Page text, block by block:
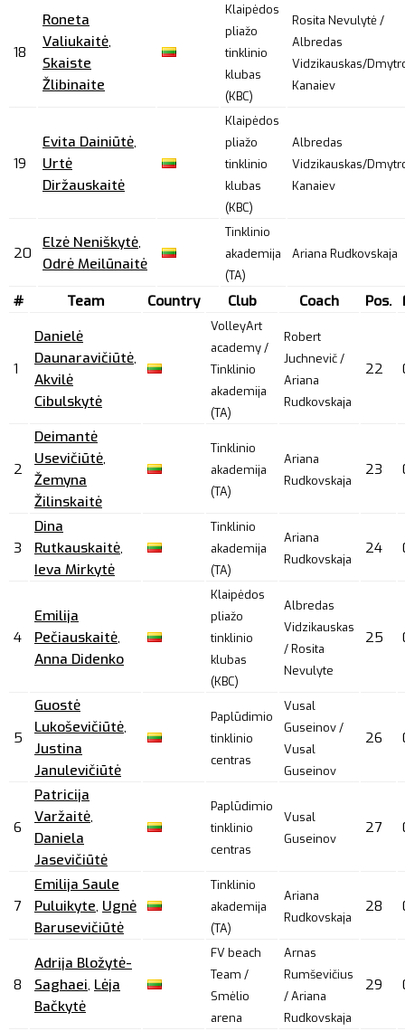
18
Roneta
Valiukaitė,
Skaiste
Žlibinaite
Klaipėdos
pliažo
tinklinio
klubas
(KBC)
Rosita Nevulytė /
Albredas
Vidzikauskas/
Kanaiev
19
Evita Dainiūtė,
Urtė
Diržauskaitė
Klaipėdos
pliažo
tinklinio
klubas
(KBC)
Albredas
Vidzikauskas/
Kanaiev
20
Elzė Neniškytė,
Odrė Meilūnaitė
Tinklinio
akademija
(TA)
Ariana Rudkovskaja
# Team Country Club Coach Pos.
1
Danielė
Daunaravičiūtė,
Akvilė
Cibulskytė
VolleyArt
academy /
Tinklinio
akademija
(TA)
Robert
Juchnevič /
Ariana
Rudkovskaja
22
2
Deimantė
Usevičiūtė,
Žemyna
Žilinskaitė
Tinklinio
akademija
(TA)
Ariana
Rudkovskaja
23
3
Dina
Rutkauskaitė,
Ieva Mirkytė
Tinklinio
akademija
(TA)
Ariana
Rudkovskaja
24
4
Emilija
Pečiauskaitė,
Anna Didenko
Klaipėdos
pliažo
tinklinio
klubas
(KBC)
Albredas
Vidzikauskas
/ Rosita
Nevulyte
25
5
Guostė
Lukoševičiūtė,
Justina
Janulevičiūtė
Paplūdimio
tinklinio
centras
Vusal
Guseinov /
Vusal
Guseinov
26
6
Patricija
Varžaitė,
Daniela
Jasevičiūtė
Paplūdimio
tinklinio
centras
Vusal
Guseinov
27
7
Emilija Saule
Puluikyte, Ugnė
Barusevičiūtė
Tinklinio
akademija
(TA)
Ariana
Rudkovskaja
28
8
Adrija Bložytė-
Saghaei, Lėja
Bačkytė
FV beach
Team /
Smėlio
arena
Arnas
Rumševičius
/ Ariana
Rudkovskaja
29